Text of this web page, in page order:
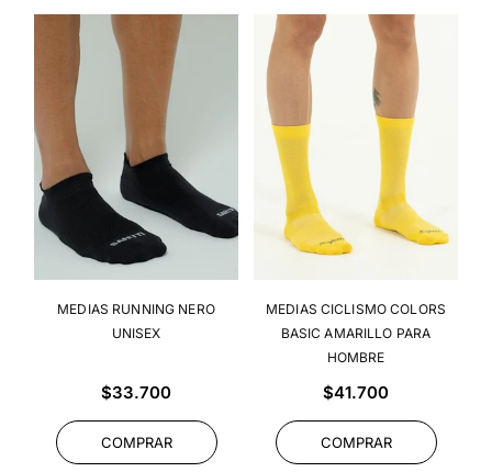
MEDIAS RUNNING NERO
UNISEX
Precio
$33.700
COMPRAR
MEDIAS CICLISMO COLORS
BASIC AMARILLO PARA
HOMBRE
Precio
$41.700
COMPRAR